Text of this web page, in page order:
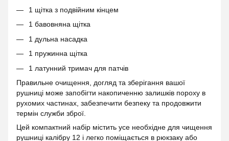
1 щітка з подвійним кінцем
1 бавовняна щітка
1 дульна насадка
1 пружинна щітка
1 латунний тримач для патчів
Правильне очищення, догляд та зберігання вашої
рушниці може запобігти накопиченню залишків пороху в
рухомих частинах, забезпечити безпеку та продовжити
термін служби зброї.
Цей компактний набір містить усе необхідне для чищення
рушниці калібру 12 і легко поміщається в рюкзаку або